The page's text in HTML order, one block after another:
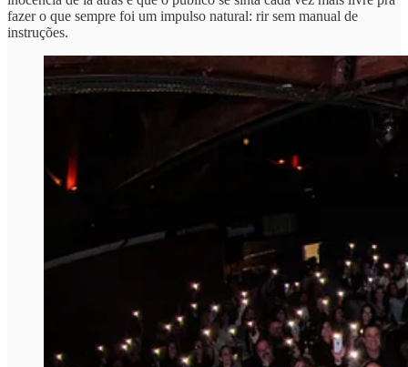
fazer o que sempre foi um impulso natural: rir sem manual de
instruções.